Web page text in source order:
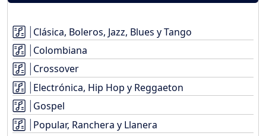
Clásica, Boleros, Jazz, Blues y Tango
Colombiana
Crossover
Electrónica, Hip Hop y Reggaeton
Gospel
Popular, Ranchera y Llanera